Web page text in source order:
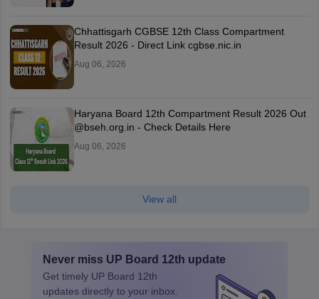
Chhattisgarh CGBSE 12th Class Compartment
Result 2026 - Direct Link cgbse.nic.in
Aug 06, 2026
Haryana Board 12th Compartment Result 2026 Out
@bseh.org.in - Check Details Here
Aug 06, 2026
View all
Never miss UP Board 12th update
Get timely UP Board 12th
updates directly to your inbox.